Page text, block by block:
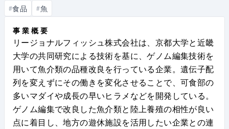
#食品 #魚
事業概要
リージョナルフィッシュ株式会社は、京都大学と近畿
大学の共同研究による技術を基に、ゲノム編集技術を
用いて魚介類の品種改良を行っている企業。遺伝子配
列を変えずにその働きを変化させることで、可食部の
多いマダイや成長の早いヒラメなどを開発している。
ゲノム編集で改良した魚介類と陸上養殖の相性が良い
点に着目し、地方の遊休施設を活用したい企業との連